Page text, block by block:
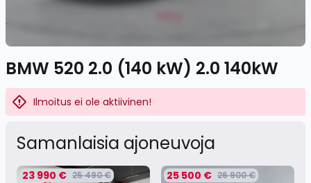
BMW 520 2.0 (140 kW) 2.0 140kW
Ilmoitus ei ole aktiivinen!
Samanlaisia ​​ajoneuvoja
23 990 € 25 490 € 25 500 € 26 900 €